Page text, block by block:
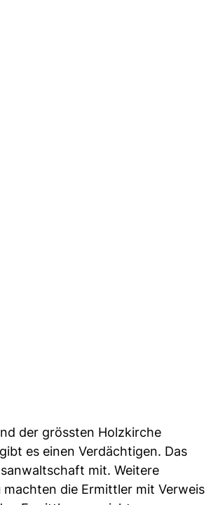
der grössten Holzkirche
es einen Verdächtigen. Das
mit. Weitere
machten die Ermittler mit Verweis